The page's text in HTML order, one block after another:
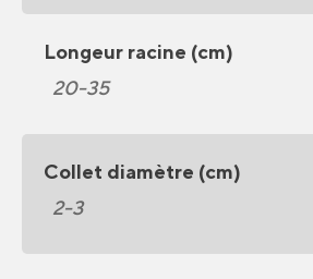
Longeur racine (cm)
20-35
Collet diamètre (cm)
2-3